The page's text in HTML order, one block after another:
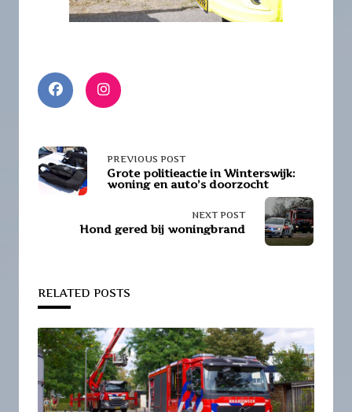
<span
class="nav-
subtitle
reader-
text">Page</span>
PREVIOUS POST
Grote politieactie in Winterswijk:
woning en auto’s doorzocht
NEXT POST
Hond gered bij woningbrand
RELATED POSTS